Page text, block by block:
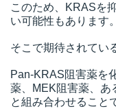
このため、KRASを
い可能性もあります。
そこで期待されてい
Pan-KRAS阻害薬を
薬、MEK阻害薬、あ
と組み合わせること